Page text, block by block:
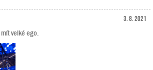
3. 8. 2021
velké ego.